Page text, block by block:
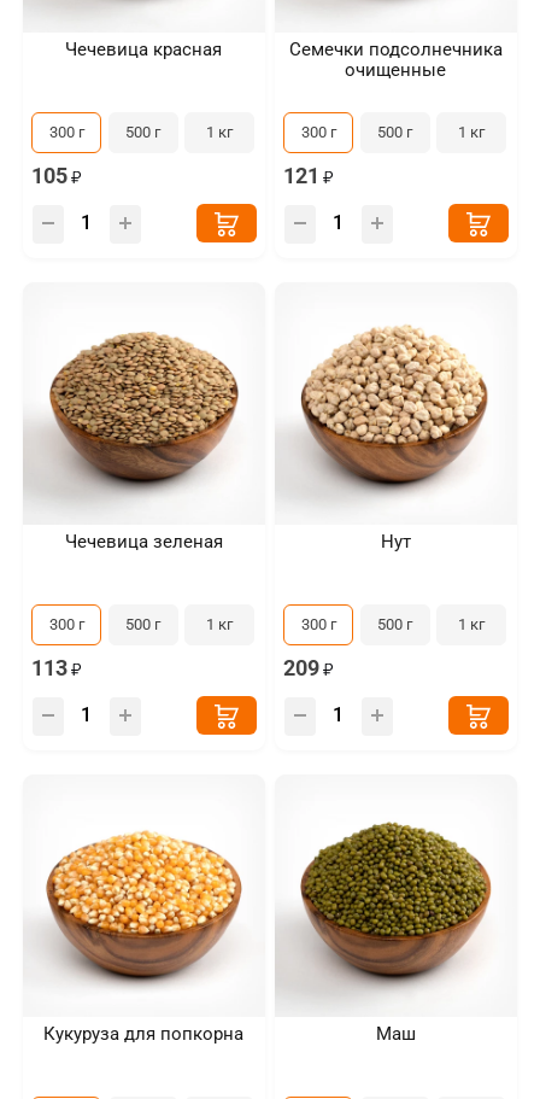
Чечевица красная
300 г 500 г 1 кг
105
Семечки подсолнечника
очищенные
300 г 500 г 1 кг
121
Чечевица зеленая
300 г 500 г 1 кг
113
Нут
300 г 500 г 1 кг
209
Кукуруза для попкорна Маш